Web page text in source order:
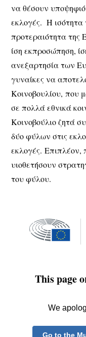
να θέσουν
εκλογές. Η
προτεραιότητα της
ίση εκπροσώπηση,
ανεξαρτησία των
γυναίκες να
Κοινοβουλίου, που
σε πολλά εθνικά
Κοινοβούλιο ζητά
δύο φύλων στις
εκλογές.Επιπλέον,
υιοθετήσουν
του φύλου.